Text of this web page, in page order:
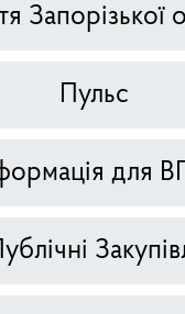
Запорізької
Пульс
для